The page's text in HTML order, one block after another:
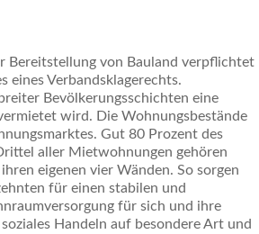
Bereitstellung von Bauland verpflichtet
eines Verbandsklagerechts.
Bevölkerungsschichten eine
wird. Die Wohnungsbestände
Gut 80 Prozent des
aller Mietwohnungen gehören
eigenen vier Wänden. So sorgen
für einen stabilen und
für sich und ihre
Handeln auf besondere Art und